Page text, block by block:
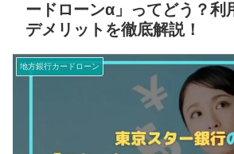
ードローンα」ってどう？利
デメリットを徹底解説！
地方銀行カードローン